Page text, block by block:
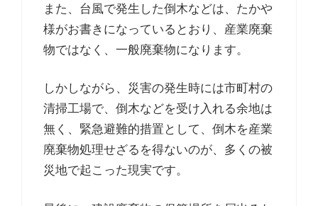
また、台風で発生した倒木などは、たかや
様がお書きになっているとおり、産業廃棄
物ではなく、一般廃棄物になります。
しかしながら、災害の発生時には市町村の
清掃工場で、倒木などを受け入れる余地は
無く、緊急避難的措置として、倒木を産業
廃棄物処理せざるを得ないのが、多くの被
災地で起こった現実です。